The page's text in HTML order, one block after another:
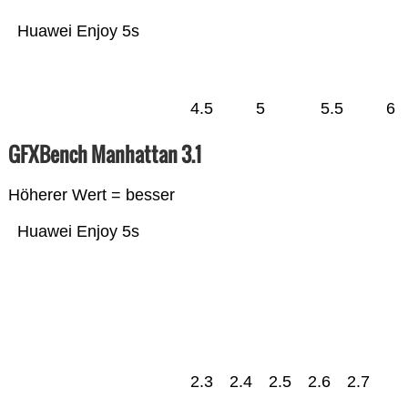
Huawei Enjoy 5s
4.5 5 5.5 6
GFXBench Manhattan 3.1
Höherer Wert = besser
Huawei Enjoy 5s
2.3 2.4 2.5 2.6 2.7